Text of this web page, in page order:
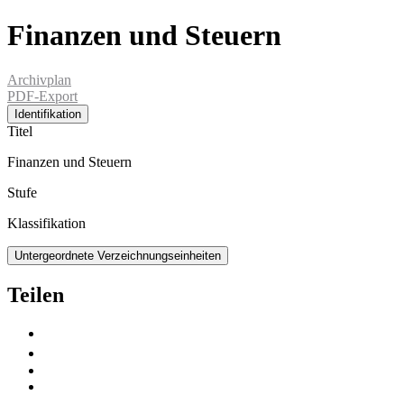
Finanzen und Steuern
Archivplan
PDF-Export
Identifikation
Titel
Finanzen und Steuern
Stufe
Klassifikation
Untergeordnete Verzeichnungseinheiten
Teilen